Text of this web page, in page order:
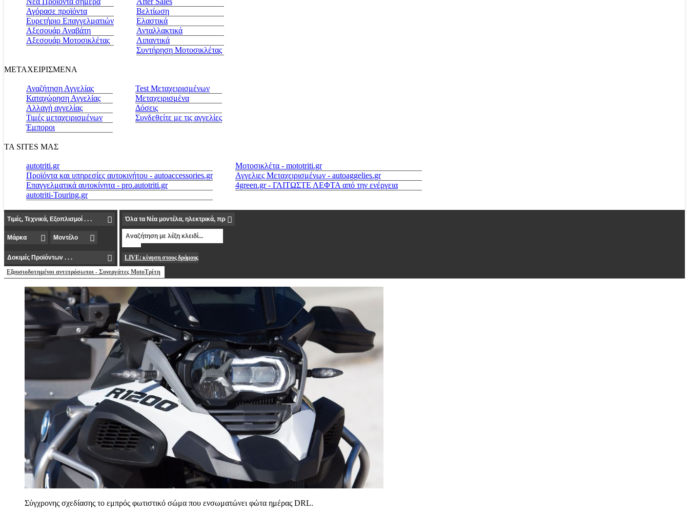
Αγόρασε προϊόντα
Ευρετήριο Επαγγελματιών
Αξεσουάρ Αναβάτη
Αξεσουάρ Μοτοσικλέτας
Βελτίωση
Ελαστικά
Ανταλλακτικά
Λιπαντικά
Συντήρηση Μοτοσικλέτας
ΜΕΤΑΧΕΙΡΙΣΜΕΝΑ
Αναζήτηση Αγγελίας
Καταχώρηση Αγγελίας
Αλλαγή αγγελίας
Τιμές μεταχειρισμένων
Έμποροι
Test Μεταχειρισμένων
Μεταχειρισμένα
Δόσεις
Συνδεθείτε με τις αγγελίες
ΤΑ SITES ΜΑΣ
autotriti.gr
Προϊόντα και υπηρεσίες αυτοκινήτου - autoaccessories.gr
Επαγγελματικά αυτοκίνητα - pro.autotriti.gr
autotriti-Touring.gr
Μοτοσικλέτα - mototriti.gr
Αγγελιες Μεταχειρισμένων - autoaggelies.gr
4green.gr - ΓΛΙΤΩΣΤΕ ΛΕΦΤΑ από την ενέργεια
LIVE: κίνηση στους δρόμους
Εξουσιοδοτημένοι αντιπρόσωποι - Συνεργάτες MotoΤρίτη
Σύγχρονης σχεδίασης το εμπρός φωτιστικό σώμα που ενσωματώνει φώτα ημέρας DRL.